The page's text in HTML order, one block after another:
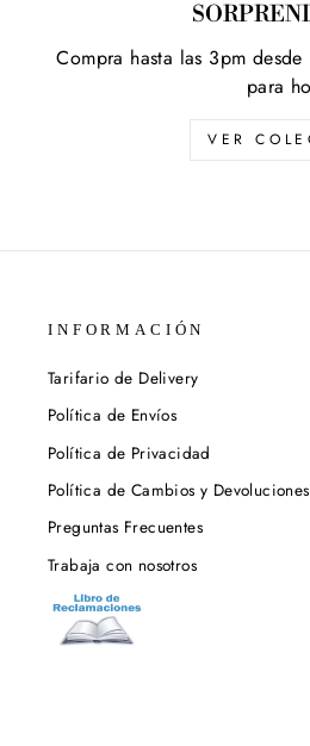
Compra hasta las 3pm
para
VER
INFORMACIÓN
Tarifario de Delivery
Política de Envíos
Política de Privacidad
Política de Cambios y Devoluciones
Preguntas Frecuentes
Trabaja con nosotros